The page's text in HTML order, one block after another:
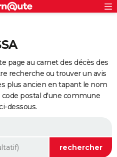
page au carnet des décès des
recherche ou trouver un avis
plus ancien en tapant le nom
postal d'une commune
dessous.